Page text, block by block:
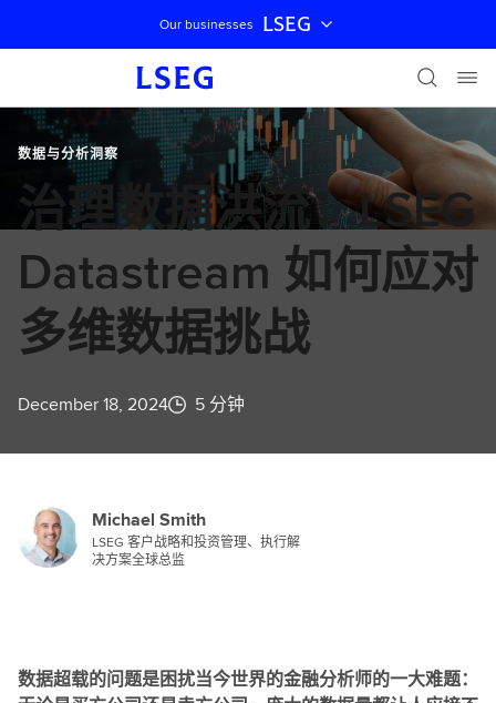
跳过导航
Our businesses LSEG
数据与分析洞察
治理数据洪流：LSEG
Datastream 如何应对
多维数据挑战
December 18, 2024 5 分钟
Michael Smith
LSEG 客户战略和投资管理、执行解
决方案全球总监
数据超载的问题是困扰当今世界的金融分析师的一大难题：